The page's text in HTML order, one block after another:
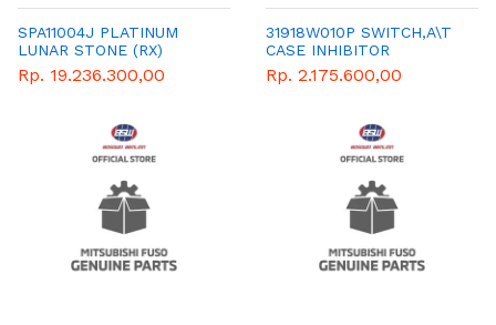
SPA11004J PLATINUM
LUNAR STONE (RX)
Rp. 19.236.300,00
31918W010P SWITCH,A\T
CASE INHIBITOR
Rp. 2.175.600,00